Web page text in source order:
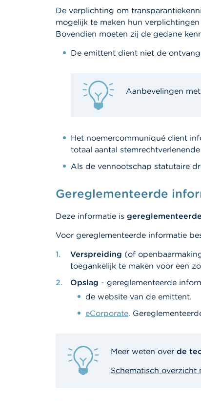
De verplichting om
mogelijk te maken hun
Bovendien moeten zij de gedane
De emittent dient niet de
Aanbevelingen
Het noemercommuniqué dient
totaal aantal
Als de vennootschap statutaire
Gereglementeerde
Deze informatie is
Voor gereglementeerde informatie
Verspreiding (of
toegankelijk te maken voor een
Opslag - gereglementeerde
de website van de emittent.
eCorporate.
Meer weten over de
Schematisch overzicht